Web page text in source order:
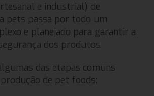
e industrial) de
pets passa por todo um
e planejado para garantir a
dos produtos.
das etapas comuns
de pet foods: